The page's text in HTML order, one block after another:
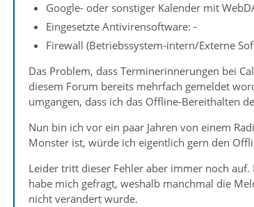
Google- oder sonstiger Kalender mit
Eingesetzte Antivirensoftware: -
Firewall (Betriebssystem-intern/Externe
Das Problem, dass Terminerinnerungen bei
diesem Forum bereits mehrfach gemeldet
umgangen, dass ich das Offline-Bereithalten
Nun bin ich vor ein paar Jahren von einem
Monster ist, würde ich eigentlich gern den
Leider tritt dieser Fehler aber immer noch
habe mich gefragt, weshalb manchmal die
nicht verändert wurde.